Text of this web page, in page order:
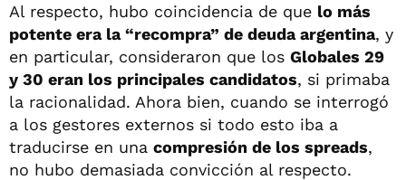
Al respecto, hubo coincidencia de que lo más
potente era la “recompra” de deuda argentina, y
en particular, consideraron que los Globales 29
y 30 eran los principales candidatos, si primaba
la racionalidad. Ahora bien, cuando se interrogó
a los gestores externos si todo esto iba a
traducirse en una compresión de los spreads,
no hubo demasiada convicción al respecto.